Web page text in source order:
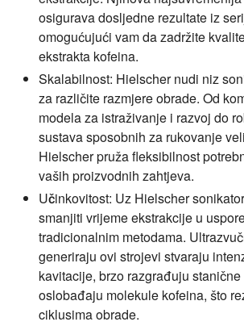
osigurava dosljedne rezultate iz
omogućujući vam da zadržite
ekstrakta kofeina.
Skalabilnost: Hielscher nudi niz
za različite razmjere obrade. Od
modela za istraživanje i razvoj do
sustava sposobnih za rukovanje
Hielscher pruža fleksibilnost
vaših proizvodnih zahtjeva.
Učinkovitost: Uz Hielscher
smanjiti vrijeme ekstrakcije u
tradicionalnim metodama.
generiraju ovi strojevi stvaraju
kavitacije, brzo razgrađuju
oslobađaju molekule kofeina, što
ciklusima obrade.